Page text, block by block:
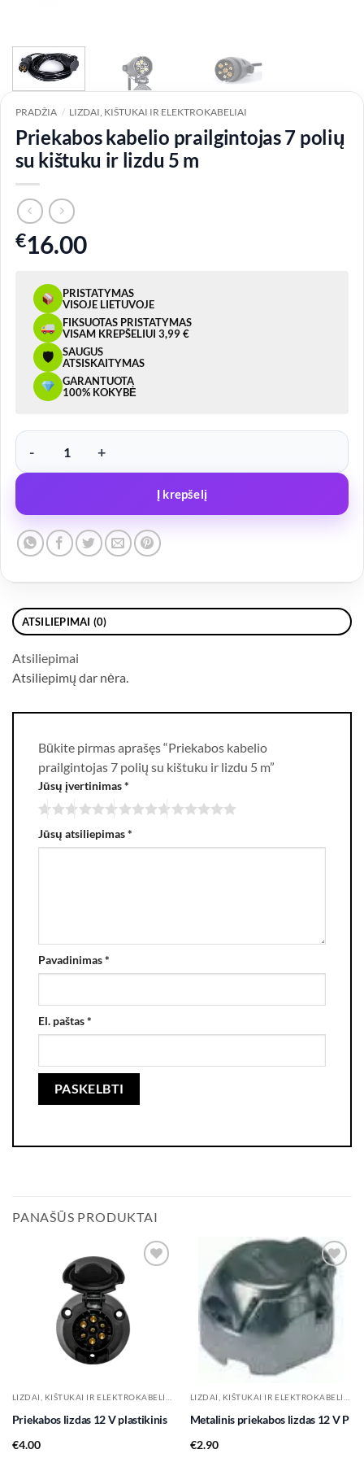
PRADŽIA / LIZDAI, KIŠTUKAI IR ELEKTROKABELIAI
Priekabos kabelio prailgintojas 7 polių
su kištuku ir lizdu 5 m
€16.00
PRISTATYMAS
VISOJE LIETUVOJE
FIKSUOTAS PRISTATYMAS
VISAM KREPŠELIUI 3,99 €
🛡
SAUGUS
ATSISKAITYMAS
GARANTUOTA
100% KOKYBĖ
produkto kiekis: Priekabos kabelio prailgintojas 7 polių su kištuku
Į krepšelį
ATSILIEPIMAI (0)
Atsiliepimai
Atsiliepimų dar nėra.
Būkite pirmas aprašęs “Priekabos kabelio
prailgintojas 7 polių su kištuku ir lizdu 5 m”
Jūsų įvertinimas*
Jūsų atsiliepimas*
Pavadinimas*
El. paštas*
PANAŠŪS PRODUKTAI
Priekabos lizdas 12 V plastikinis
€4.00
Add to
wishlist
Metalinis priekabos lizdas 12 V P
€2.90